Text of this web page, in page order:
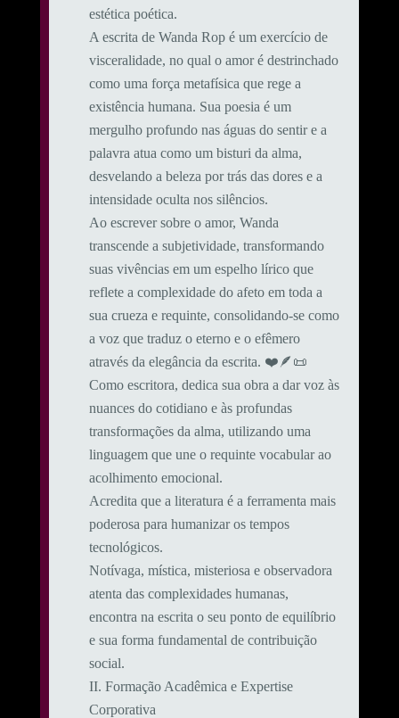
estética poética.
A escrita de Wanda Rop é um exercício de
visceralidade, no qual o amor é destrinchado
como uma força metafísica que rege a
existência humana. Sua poesia é um
mergulho profundo nas águas do sentir e a
palavra atua como um bisturi da alma,
desvelando a beleza por trás das dores e a
intensidade oculta nos silêncios.
Ao escrever sobre o amor, Wanda
transcende a subjetividade, transformando
suas vivências em um espelho lírico que
reflete a complexidade do afeto em toda a
sua crueza e requinte, consolidando-se como
a voz que traduz o eterno e o efêmero
através da elegância da escrita. ❤️🪶📜
Como escritora, dedica sua obra a dar voz às
nuances do cotidiano e às profundas
transformações da alma, utilizando uma
linguagem que une o requinte vocabular ao
acolhimento emocional.
​Acredita que a literatura é a ferramenta mais
poderosa para humanizar os tempos
tecnológicos.
Notívaga, mística, misteriosa e observadora
atenta das complexidades humanas,
encontra na escrita o seu ponto de equilíbrio
e sua forma fundamental de contribuição
social.
​II. Formação Acadêmica e Expertise
Corporativa